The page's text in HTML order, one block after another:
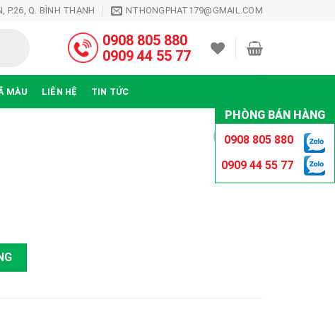
P.26, Q. BÌNH THẠNH NTHONGPHAT179@GMAIL.COM
0908 805 880
0909 44 55 77
MÀU LIÊN HỆ TIN TỨC
PHÒNG BÁN HÀNG
0908 805 880
0909 44 55 77